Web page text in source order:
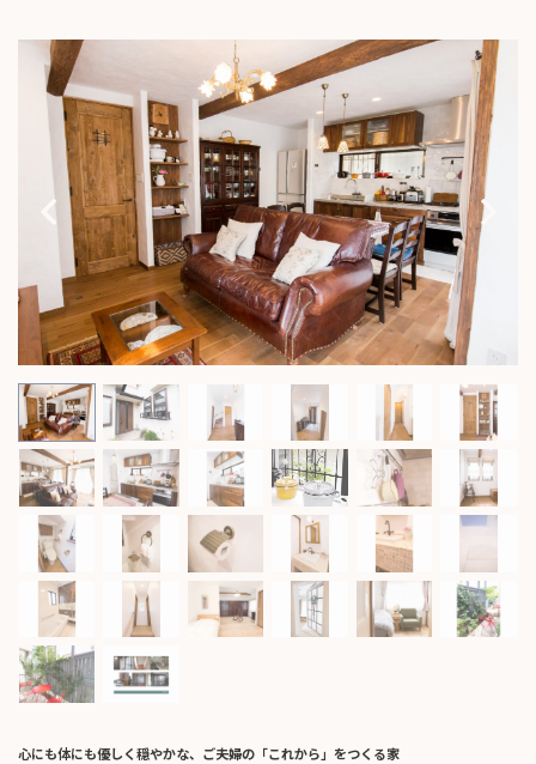
心にも体にも優しく穏やかな、ご夫婦の「これから」をつくる家